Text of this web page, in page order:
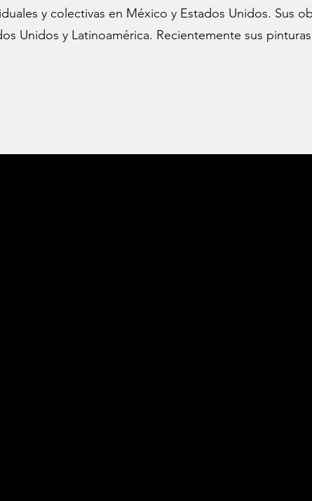
y colectivas en México y Estados Unidos. Sus
Unidos y Latinoamérica. Recientemente sus pinturas